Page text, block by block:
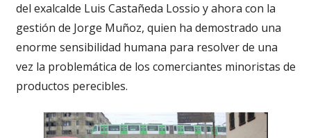
del exalcalde Luis Castañeda Lossio y ahora con la
gestión de Jorge Muñoz, quien ha demostrado una
enorme sensibilidad humana para resolver de una
vez la problemática de los comerciantes minoristas de
productos perecibles.